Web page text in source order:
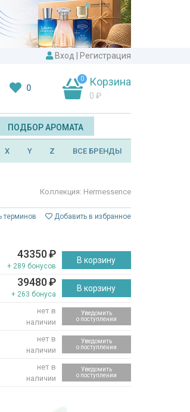
Вход Регистрация
0
0 Корзина
0 ₽
ПОДБОР АРОМАТА
X Y Z ВСЕ БРЕНДЫ
Коллекция: Hermessence
терминов Добавить в избранное
43350₽
+ 289 бонусов
В корзину
39480₽
+ 263 бонуса
В корзину
нет в
наличии
Уведомить
о поступлении
нет в
наличии
Уведомить
о поступлении
нет в
наличии
Уведомить
о поступлении